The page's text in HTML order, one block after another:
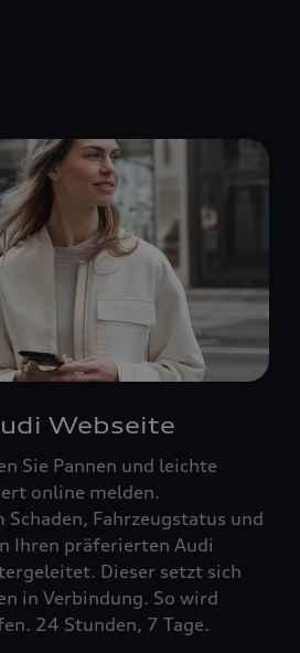
Webseite
Sie Pannen und leichte
online melden.
Fahrzeugstatus und
Ihren präferierten Audi
Dieser setzt sich
in Verbindung. So wird
24 Stunden, 7 Tage.